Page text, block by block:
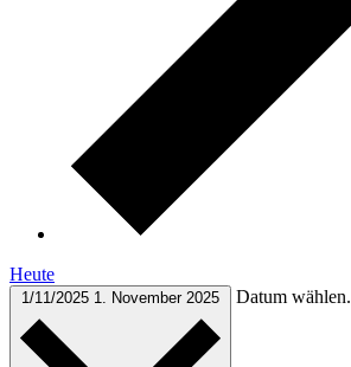
Heute
1/11/2025 1. November 2025 Datum wählen.